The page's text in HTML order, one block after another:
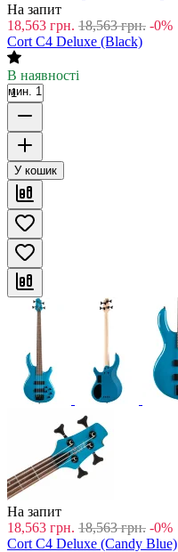
На запит
18,563 грн. 18,563 грн. -0%
Cort C4 Deluxe (Black)
В наявності
мин. 1
У кошик
На запит
18,563 грн. 18,563 грн. -0%
Cort C4 Deluxe (Candy Blue)